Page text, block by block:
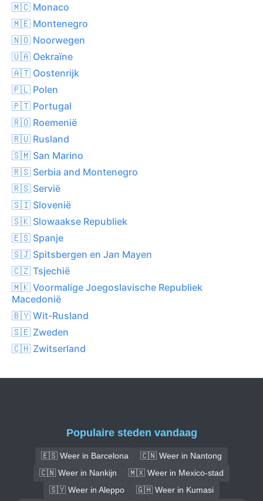
🇲🇨 Monaco
🇲🇪 Montenegro
🇳🇴 Noorwegen
🇺🇦 Oekraïne
🇦🇹 Oostenrijk
🇵🇱 Polen
🇵🇹 Portugal
🇷🇴 Roemenië
🇷🇺 Rusland
🇸🇲 San Marino
🇷🇸 Serbia and Montenegro
🇷🇸 Servië
🇸🇮 Slovenië
🇸🇰 Slowaakse Republiek
🇪🇸 Spanje
🇸🇯 Spitsbergen en Jan Mayen
🇨🇿 Tsjechië
🇲🇰 Voormalige Joegoslavische Republiek
Macedonië
🇧🇾 Wit-Rusland
🇸🇪 Zweden
🇨🇭 Zwitserland
Populaire steden vandaag
🇪🇸 Weer in Barcelona
🇨🇳 Weer in Nantong
🇨🇳 Weer in Nankijn
🇲🇽 Weer in Mexico-stad
🇸🇾 Weer in Aleppo
🇬🇭 Weer in Kumasi